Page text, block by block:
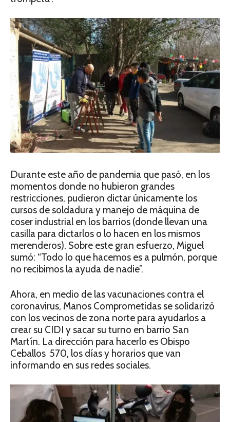
Durante este año de pandemia que pasó, en los
momentos donde no hubieron grandes
restricciones, pudieron dictar únicamente los
cursos de soldadura y manejo de máquina de
coser industrial en los barrios (donde llevan una
casilla para dictarlos o lo hacen en los mismos
merenderos). Sobre este gran esfuerzo, Miguel
sumó: “Todo lo que hacemos es a pulmón, porque
no recibimos la ayuda de nadie”.
Ahora, en medio de las vacunaciones contra el
coronavirus, Manos Comprometidas se solidarizó
con los vecinos de zona norte para ayudarlos a
crear su CIDI y sacar su turno en barrio San
Martín. La dirección para hacerlo es Obispo
Ceballos 570, los días y horarios que van
informando en sus redes sociales.